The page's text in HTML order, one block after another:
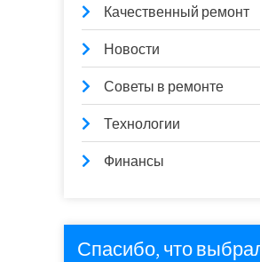
Качественный ремонт
Новости
Советы в ремонте
Технологии
Финансы
Спасибо, что